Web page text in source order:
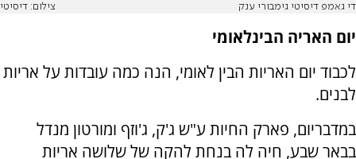
די גאמפ דיסיטי גימבורי ענק צילום: דיסיטי
יום האריה הבינלאומי
לכבוד יום האריות הבין לאומי, הנה כמה עובדות על אריות
לבנים.
במדבריום, פארק החיות ע"ש ג'ק, ג'וזף ומורטון מנדל
בבאר שבע, חיה לה בנחת להקה של שלושה אריות